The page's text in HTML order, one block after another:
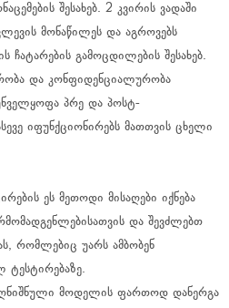
შესახებ. 2 კვირის ვადაში
მონაწილეს და აგროვებს
ჩატარების გამოცდილების შესახებ.
და კონფიდენციალურობა
პრე და პოსტ-
იფუნქციონირებს მათთვის ცხელი
ეს მეთოდი მისაღები იქნება
და შევძლებთ
რომლებიც უარს ამბობენ
ტესტირებაზე.
მოდელის ფართოდ დანერგა